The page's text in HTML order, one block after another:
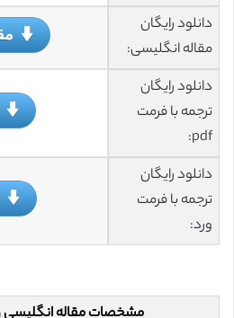
دانلود رایگان
مقاله انگلیسی:
دانلود رایگان
ترجمه با فرمت
pdf:
دانلود رایگان
ترجمه با فرمت
ورد:
مشخصات مقاله انگلیسی